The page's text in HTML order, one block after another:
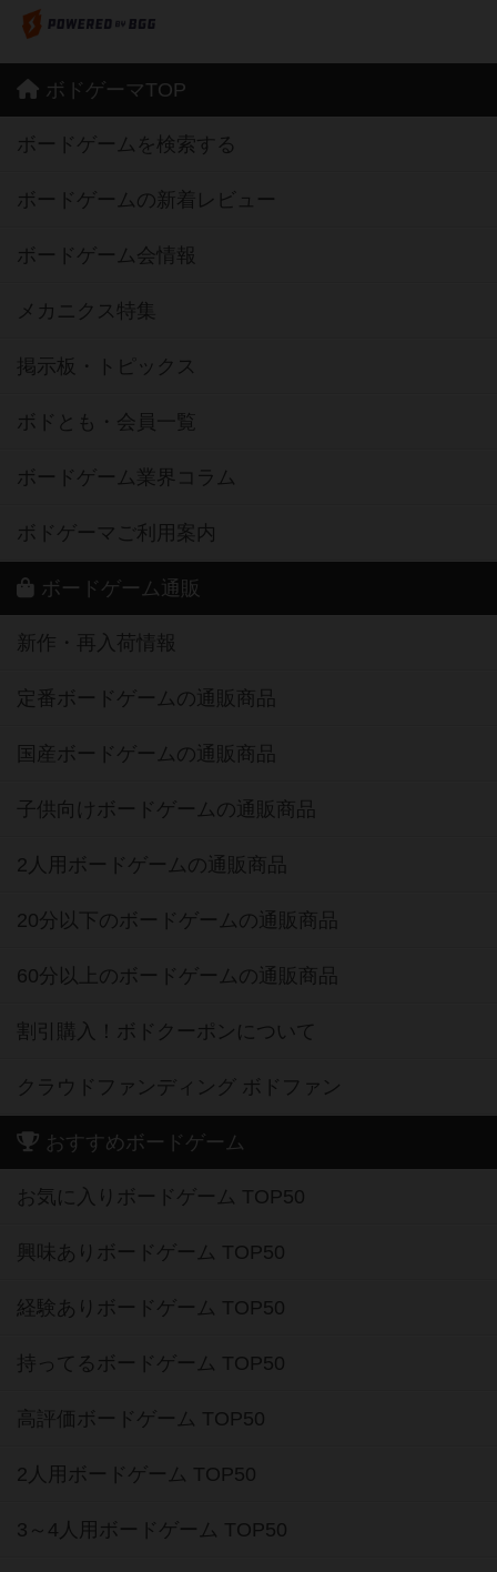
ボドゲーマTOP
ボードゲームを検索する
ボードゲームの新着レビュー
ボードゲーム会情報
メカニクス特集
掲示板・トピックス
ボドとも・会員一覧
ボードゲーム業界コラム
ボドゲーマご利用案内
ボードゲーム通販
新作・再入荷情報
定番ボードゲームの通販商品
国産ボードゲームの通販商品
子供向けボードゲームの通販商品
2人用ボードゲームの通販商品
20分以下のボードゲームの通販商品
60分以上のボードゲームの通販商品
割引購入！ボドクーポンについて
クラウドファンディング ボドファン
おすすめボードゲーム
お気に入りボードゲーム TOP50
興味ありボードゲーム TOP50
経験ありボードゲーム TOP50
持ってるボードゲーム TOP50
高評価ボードゲーム TOP50
2人用ボードゲーム TOP50
3～4人用ボードゲーム TOP50